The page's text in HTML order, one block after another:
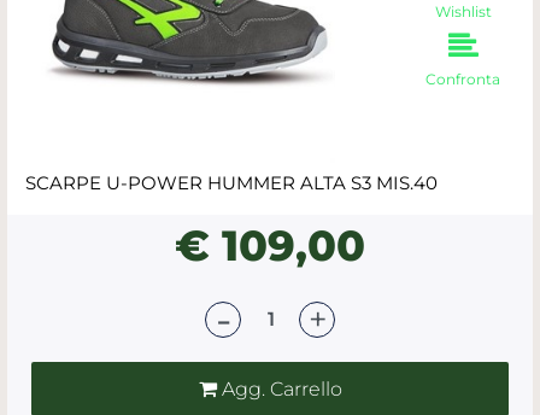
Wishlist
Confronta
SCARPE U-POWER HUMMER ALTA S3 MIS.40
€ 109,00
Agg. Carrello